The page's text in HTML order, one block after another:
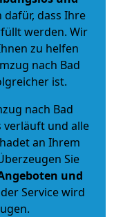
dass Ihre
werden. Wir
zu helfen
nach Bad
ist.
nach Bad
verläuft und alle
an Ihrem
Sie
und
Service wird